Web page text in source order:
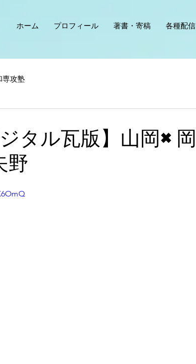
ホーム プロフィール 著書・寄稿 各種配信
専攻塾
タル瓦版】山岡×岡
野